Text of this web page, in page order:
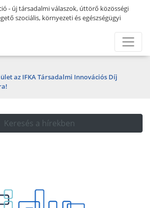
az IFKA Társadalmi Innovációs Díj
Keresés a hírekben